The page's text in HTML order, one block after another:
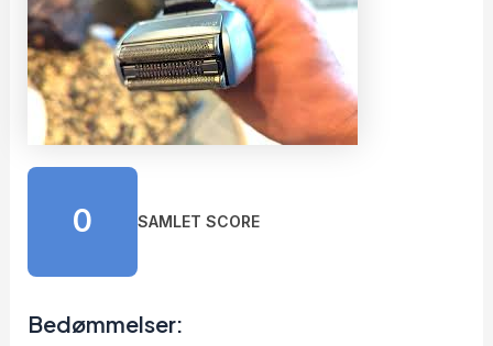
0 SAMLET SCORE
Bedømmelser: